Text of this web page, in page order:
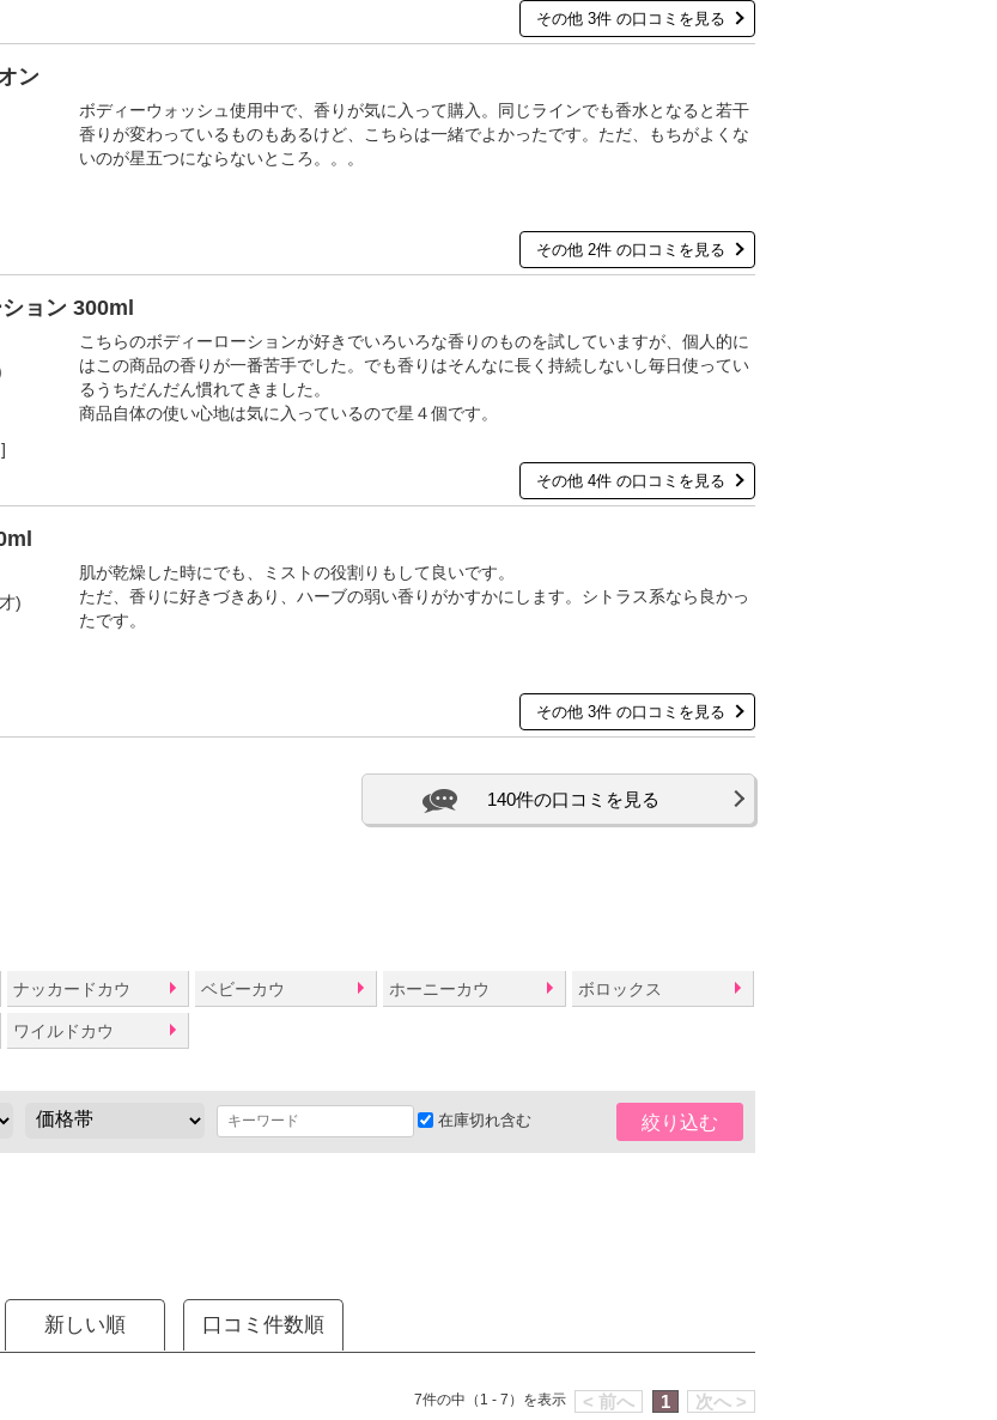
その他 3件 の口コミを見る
ン
ボディーウォッシュ使用中で、香りが気に入って購入。同じラインでも香水となると若干
香りが変わっているものもあるけど、こちらは一緒でよかったです。ただ、もちがよくな
いのが星五つにならないところ。。。
その他 2件 の口コミを見る
ョン 300ml
こちらのボディーローションが好きでいろいろな香りのものを試していますが、個人的に
はこの商品の香りが一番苦手でした。でも香りはそんなに長く持続しないし毎日使ってい
るうちだんだん慣れてきました。
商品自体の使い心地は気に入っているので星４個です。
]
その他 4件 の口コミを見る
)
肌が乾燥した時にでも、ミストの役割りもして良いです。
ただ、香りに好きづきあり、ハーブの弱い香りがかすかにします。シトラス系なら良かっ
たです。
その他 3件 の口コミを見る
140件の口コミを見る
ナッカードカウ ベビーカウ ホーニーカウ ボロックス
ワイルドカウ
在庫切れ含む 絞り込む
新しい順 口コミ件数順
< 前へ 1 次へ >
7件の中（1 - 7）を表示